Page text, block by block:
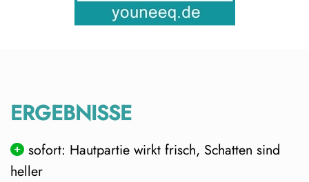
ERGEBNISSE
sofort: Hautpartie wirkt frisch, Schatten sind
heller